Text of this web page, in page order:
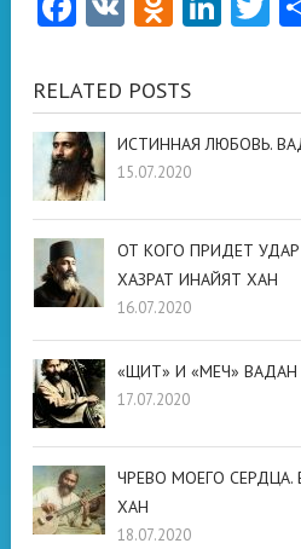
RELATED POSTS
ИСТИННАЯ ЛЮБОВЬ.
15.07.2020
ОТ КОГО ПРИДЕТ
ХАЗРАТ ИНАЙЯТ ХАН
16.07.2020
«ЩИТ» И «МЕЧ» ВАДАН
17.07.2020
ЧРЕВО МОЕГО СЕРДЦА.
ХАН
18.07.2020